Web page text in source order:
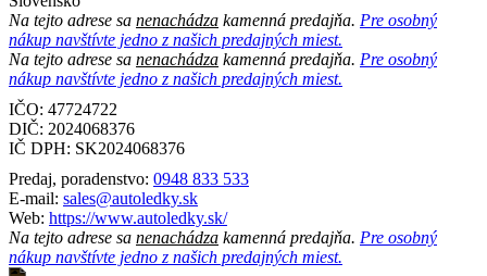
Na tejto adrese sa nenachádza kamenná predajňa. Pre osobný
nákup navštívte jedno z našich predajných miest.
Na tejto adrese sa nenachádza kamenná predajňa. Pre osobný
nákup navštívte jedno z našich predajných miest.
IČO: 47724722
DIČ: 2024068376
IČ DPH: SK2024068376
Predaj, poradenstvo: 0948 833 533
E-mail: sales@autoledky.sk
Web: https://www.autoledky.sk/
Na tejto adrese sa nenachádza kamenná predajňa. Pre osobný
nákup navštívte jedno z našich predajných miest.